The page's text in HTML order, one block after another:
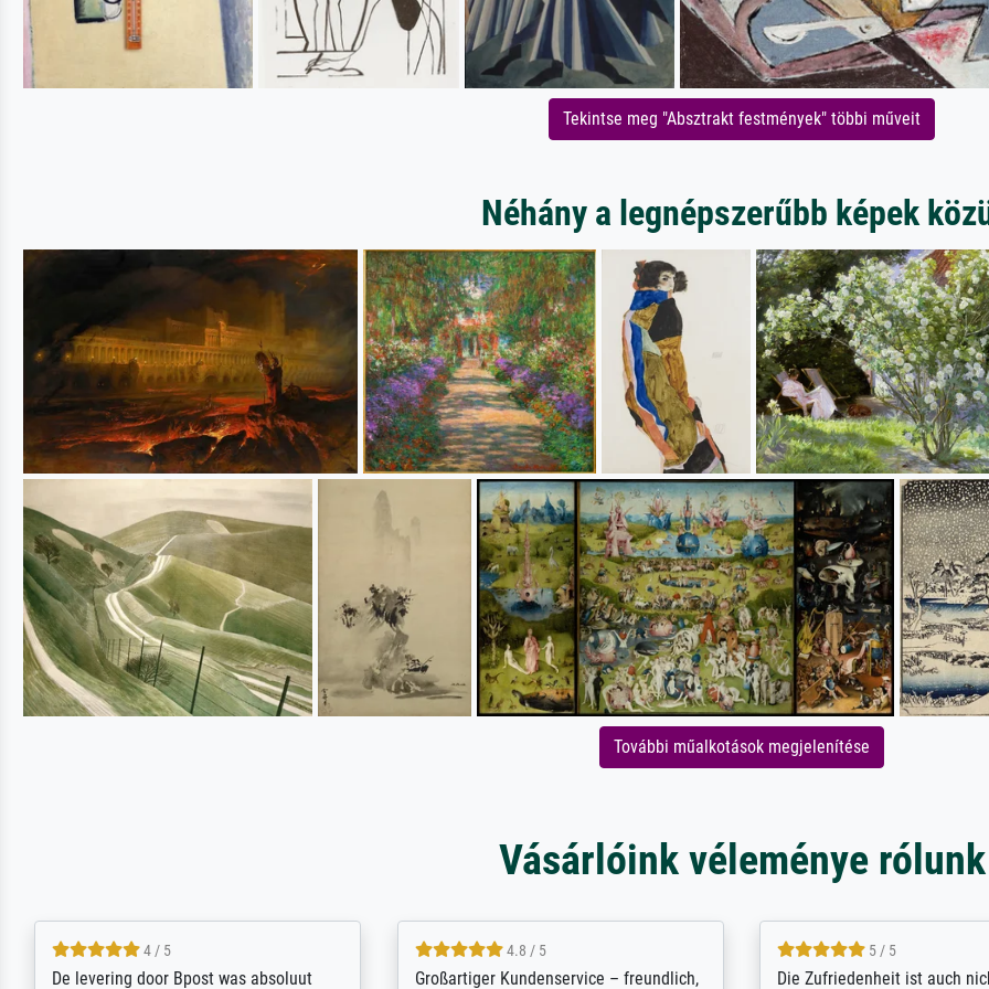
Tekintse meg "Absztrakt festmények" többi műveit
Néhány a legnépszerűbb képek
További műalkotások megjelenítése
Vásárlóink véleménye rólunk
5 / 5
Sehr gute Qualität des Leinwanddrucks
5 / 5
Für ein Erinnerungsbuch mit der
4.8 / 5
Hervorragende Qualität.